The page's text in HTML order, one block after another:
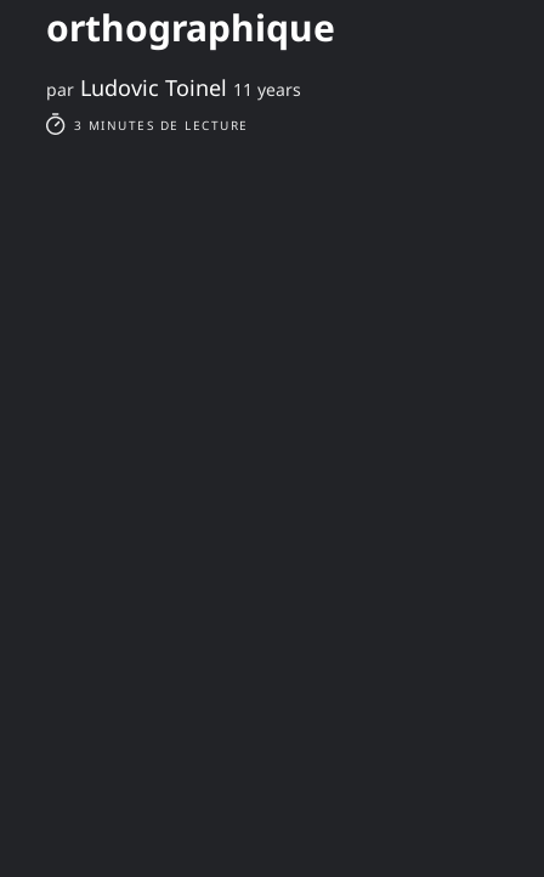
orthographique
par Ludovic Toinel 11 years
3 MINUTES DE LECTURE